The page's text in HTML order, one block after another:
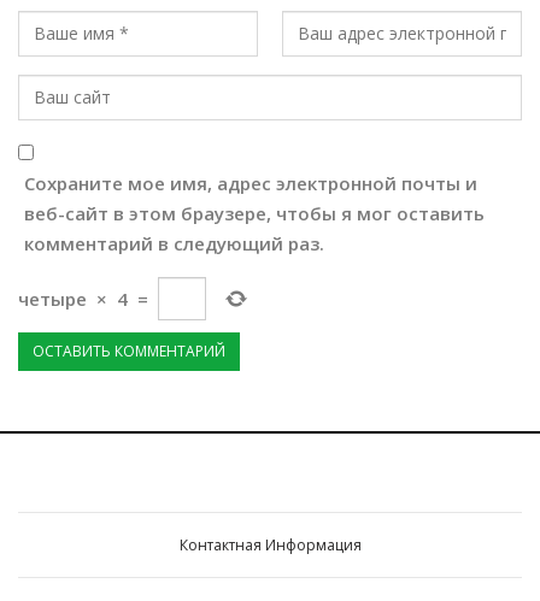
Сохраните мое имя, адрес электронной почты и
веб-сайт в этом браузере, чтобы я мог оставить
комментарий в следующий раз.
четыре × 4 =
Контактная Информация